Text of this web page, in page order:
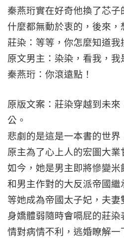
秦燕珩實在好奇他換了芯
什麼都無動於衷的，後來，
莊染：等等，你怎麼知道我
原文男主：染染，看我，
秦燕珩：你滾遠點！
原版文案：莊染穿越到未
公。
悲劇的是這是一本書的世界
原主為了心上人的宏圖大業
如今，她是男主即將慘變
和男主作對的大反派帝國繼
等她成為帝國太子妃，夫妻
身嬌體弱隨時會嗝屁的莊
情對病情不利，逃婚瞭解一